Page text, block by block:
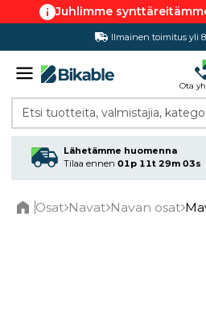
Juhlimme
Ilmainen toimitus yli
Ota
Etsi tuotteita, valmistajia,
Lähetämme huomenna
Tilaa ennen 01p 11t 29m 02s
Osat Navat Navan osat